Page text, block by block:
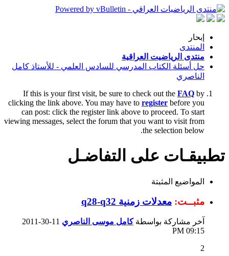
إبحار
المنتدى
منتدى الرياضيت العراقية
حل أسئلة الكتاب المدرسي للسادس العلمي - للأستاذ كامل
الناصري
If this is your first visit, be sure to check out the FAQ by
clicking the link above. You may have to register before you
can post: click the register link above to proceed. To start
viewing messages, select the forum that you want to visit from
the selection below.
تطبيقـات على التفاضـل
المواضيع المثبتة
مثبــت: معدلات زمنية q28-q32
آخر مشاركة بواسطةكامل موسى الناصري
09:15 PM
2